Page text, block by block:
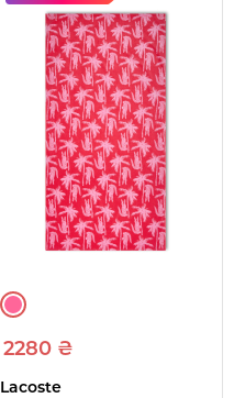
2280 ₴
Lacoste